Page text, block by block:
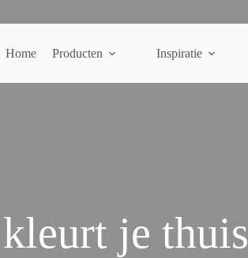
Home Producten Inspiratie
je thuis